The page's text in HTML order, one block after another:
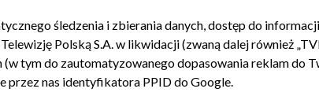
Pomoc Biuro reklamy Kontakt
śledzenia i zbierania danych, dostęp do
Polską S.A. w likwidacji (zwaną dalej również
(w tym do zautomatyzowanego dopasowania reklam do
przez nas identyfikatora PPID do Google.